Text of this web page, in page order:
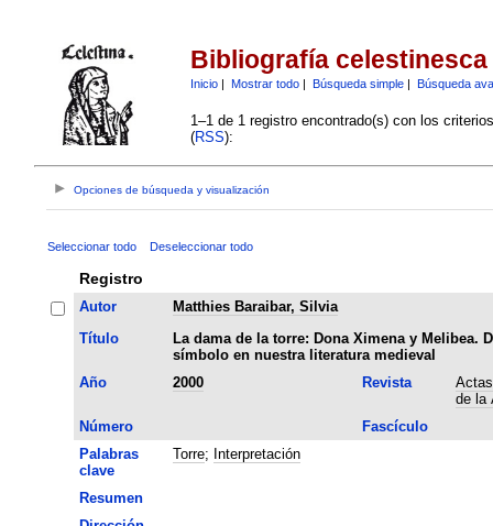
Bibliografía celestinesca
Inicio| Mostrar todo| Búsqueda simple| Búsqueda
1–1 de 1 registro encontrado(s) con los
(RSS):
Opciones de búsqueda y visualización
Seleccionar todo Deseleccionar todo
Registro
Autor
Matthies Baraibar, Silvia
Título
La dama de la torre: Dona Ximena y Melibea.
símbolo en nuestra literatura medieval
Año
2000 Revista
de la
Número
Fascículo
Palabras
clave
Torre; Interpretación
Resumen